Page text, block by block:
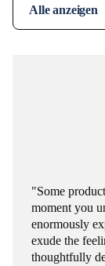
Alle anzeigen
"Some
moment you
enormously
exude the
thoughtfully